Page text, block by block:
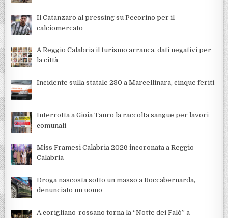
Il Catanzaro al pressing su Pecorino per il
calciomercato
A Reggio Calabria il turismo arranca, dati negativi per
la città
Incidente sulla statale 280 a Marcellinara, cinque feriti
Interrotta a Gioia Tauro la raccolta sangue per lavori
comunali
Miss Framesi Calabria 2026 incoronata a Reggio
Calabria
Droga nascosta sotto un masso a Roccabernarda,
denunciato un uomo
A corigliano-rossano torna la “Notte dei Falò” a